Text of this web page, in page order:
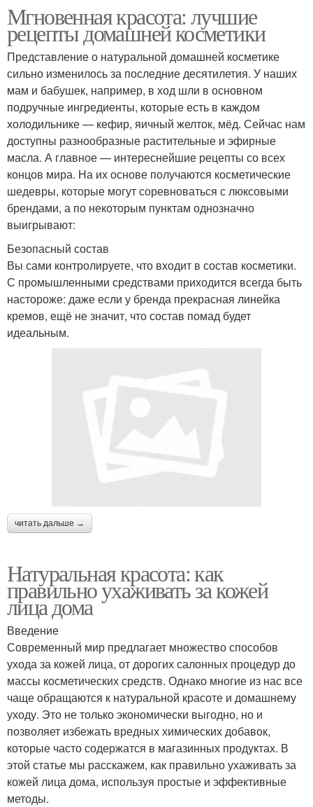
Мгновенная красота: лучшие
рецепты домашней косметики
Представление о натуральной домашней косметике
сильно изменилось за последние десятилетия. У наших
мам и бабушек, например, в ход шли в основном
подручные ингредиенты, которые есть в каждом
холодильнике — кефир, яичный желток, мёд. Сейчас нам
доступны разнообразные растительные и эфирные
масла. А главное — интереснейшие рецепты со всех
концов мира. На их основе получаются косметические
шедевры, которые могут соревноваться с люксовыми
брендами, а по некоторым пунктам однозначно
выигрывают:
Безопасный состав
Вы сами контролируете, что входит в состав косметики.
С промышленными средствами приходится всегда быть
настороже: даже если у бренда прекрасная линейка
кремов, ещё не значит, что состав помад будет
идеальным.
читать дальше →
Натуральная красота: как
правильно ухаживать за кожей
лица дома
Введение
Современный мир предлагает множество способов
ухода за кожей лица, от дорогих салонных процедур до
массы косметических средств. Однако многие из нас все
чаще обращаются к натуральной красоте и домашнему
уходу. Это не только экономически выгодно, но и
позволяет избежать вредных химических добавок,
которые часто содержатся в магазинных продуктах. В
этой статье мы расскажем, как правильно ухаживать за
кожей лица дома, используя простые и эффективные
методы.